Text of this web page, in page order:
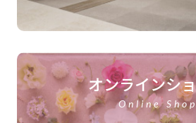
オンラインシ
Online Shop